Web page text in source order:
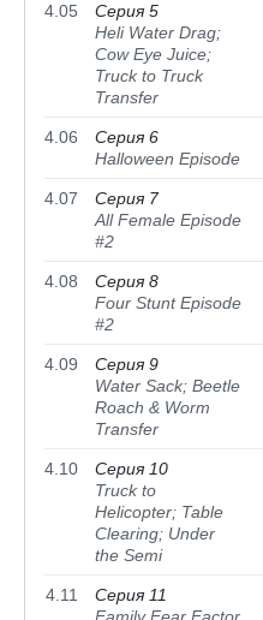
4.05
Серия 5
Heli Water Drag;
Cow Eye Juice;
Truck to Truck
Transfer
4.06
Серия 6
Halloween Episode
4.07
Серия 7
All Female Episode
#2
4.08
Серия 8
Four Stunt Episode
#2
4.09
Серия 9
Water Sack; Beetle
Roach & Worm
Transfer
4.10
Серия 10
Truck to
Helicopter; Table
Clearing; Under
the Semi
4.11
Серия 11